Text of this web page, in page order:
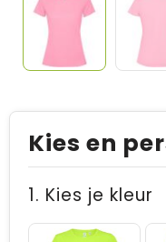
Kies en
1. Kies je kleur